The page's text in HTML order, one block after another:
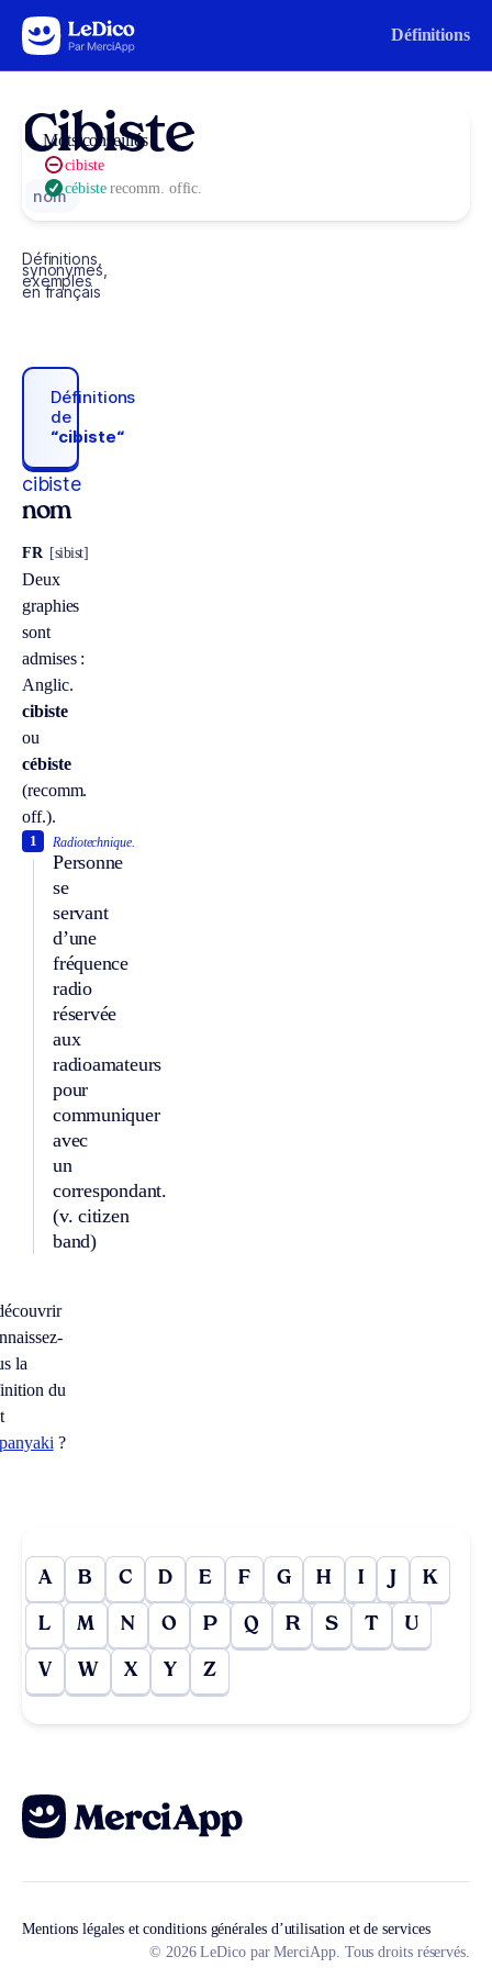
Aller au contenu Définitions
Cibiste
nom
Définitions,
synonymes,
exemples
en français
Définitions
de
“cibiste“
cibiste
nom
FR [sibist]
Deux
graphies
sont
admises :
Anglic.
cibiste
ou
cébiste
(recomm.
off.).
Radiotechnique.
Personne
se
servant
d’une
fréquence
radio
réservée
aux
radioamateurs
pour
communiquer
avec
un
correspondant.
(v. citizen
band)
1
la
du
?
Mots conseillés
cibiste
cébisterecomm. offic.
A B C D E F G H I J K
L M N O P Q R S T U
V W X Y Z
Mentions légales et conditions générales d’utilisation et de services
© 2026 LeDico par MerciApp. Tous droits réservés.